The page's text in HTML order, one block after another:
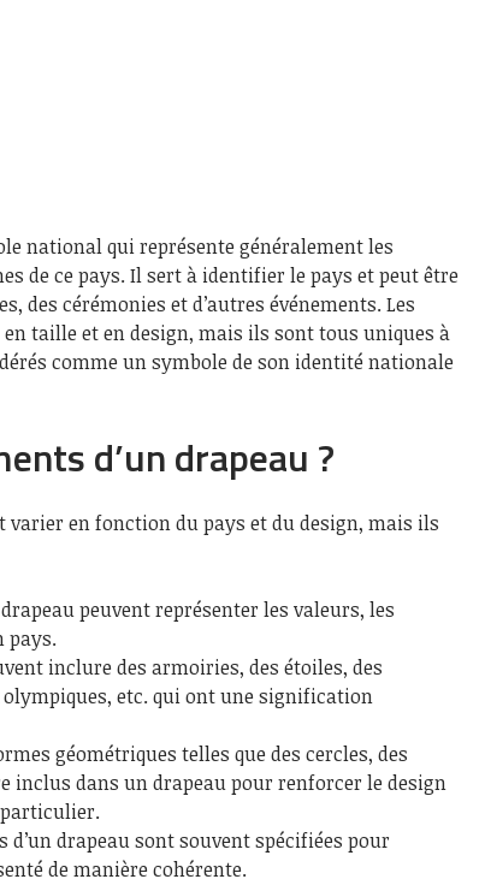
national qui représente généralement les
de ce pays. Il sert à identifier le pays et peut être
des cérémonies et d’autres événements. Les
taille et en design, mais ils sont tous uniques à
comme un symbole de son identité nationale
d’un drapeau ?
varier en fonction du pays et du design, mais ils
peuvent représenter les valeurs, les
pays.
inclure des armoiries, des étoiles, des
etc. qui ont une signification
géométriques telles que des cercles, des
inclus dans un drapeau pour renforcer le design
drapeau sont souvent spécifiées pour
de manière cohérente.